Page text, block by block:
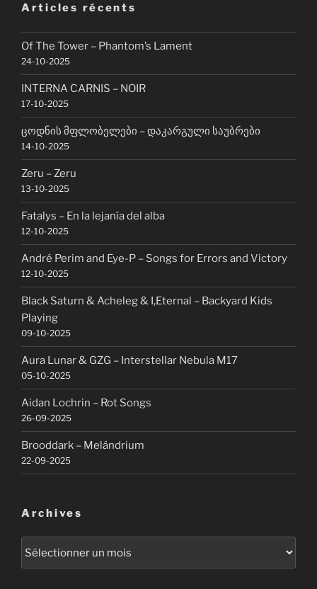
Articles récents
Of The Tower – Phantom’s Lament
24-10-2025
INTERNA CARNIS – NOIR
17-10-2025
ცოდნის მფლობელები – დაკარგული საუბრები
14-10-2025
Zeru – Zeru
13-10-2025
Fatalys – En la lejanía del alba
12-10-2025
André Perim and Eye-P – Songs for Errors and Victory
12-10-2025
Black Saturn & Acheleg & I,Eternal – Backyard Kids
Playing
09-10-2025
Aura Lunar & GZG – Interstellar Nebula M17
05-10-2025
Aidan Lochrin – Rot Songs
26-09-2025
Brooddark – Melándrium
22-09-2025
Archives